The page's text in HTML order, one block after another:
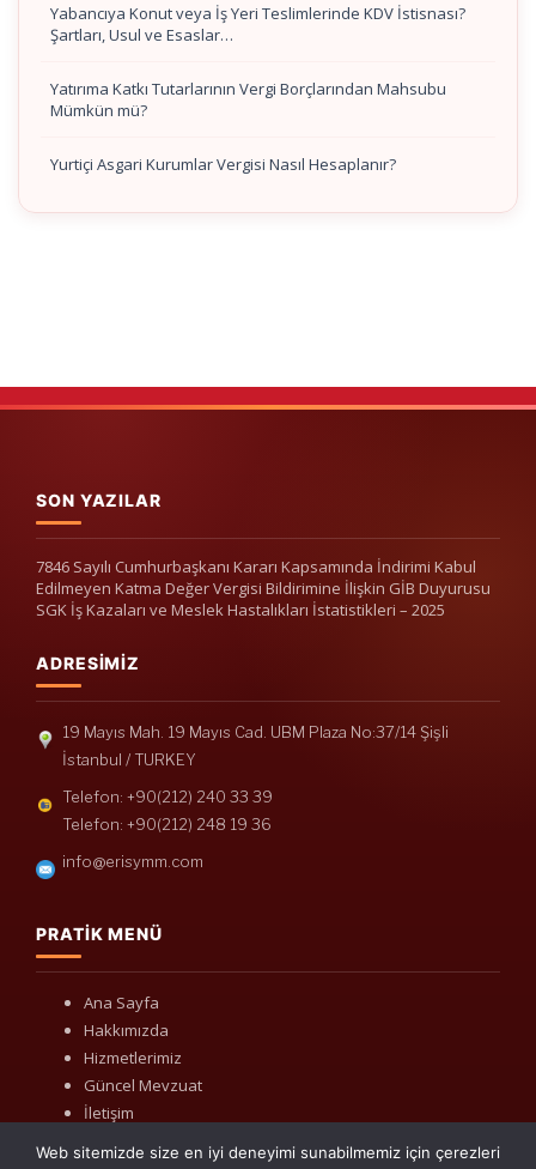
Yabancıya Konut veya İş Yeri Teslimlerinde KDV İstisnası?
Şartları, Usul ve Esaslar…
Yatırıma Katkı Tutarlarının Vergi Borçlarından Mahsubu
Mümkün mü?
Yurtiçi Asgari Kurumlar Vergisi Nasıl Hesaplanır?
SON YAZILAR
7846 Sayılı Cumhurbaşkanı Kararı Kapsamında İndirimi Kabul
Edilmeyen Katma Değer Vergisi Bildirimine İlişkin GİB Duyurusu
SGK İş Kazaları ve Meslek Hastalıkları İstatistikleri – 2025
ADRESIMIZ
19 Mayıs Mah. 19 Mayıs Cad. UBM Plaza No:37/14 Şişli
İstanbul / TURKEY
Telefon: +90(212) 240 33 39
Telefon: +90(212) 248 19 36
info@erisymm.com
PRATIK MENÜ
Ana Sayfa
Hakkımızda
Hizmetlerimiz
Güncel Mevzuat
İletişim
Web sitemizde size en iyi deneyimi sunabilmemiz için çerezleri